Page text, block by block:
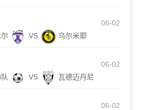
06-02
VS 乌尔米耶
06-02
VS 瓦德迈丹尼
06-02